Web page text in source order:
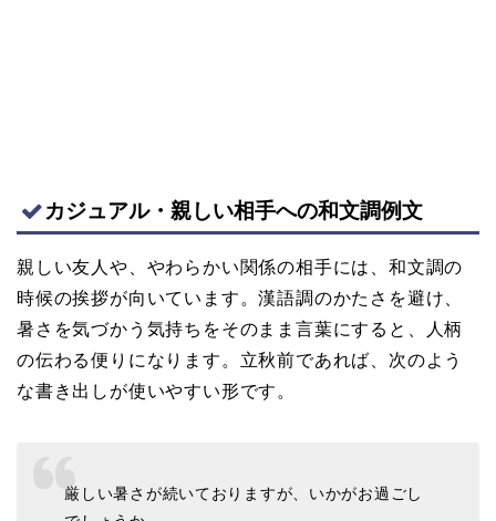
カジュアル・親しい相手への和文調例文
親しい友人や、やわらかい関係の相手には、和文調の
時候の挨拶が向いています。漢語調のかたさを避け、
暑さを気づかう気持ちをそのまま言葉にすると、人柄
の伝わる便りになります。立秋前であれば、次のよう
な書き出しが使いやすい形です。
厳しい暑さが続いておりますが、いかがお過ごし